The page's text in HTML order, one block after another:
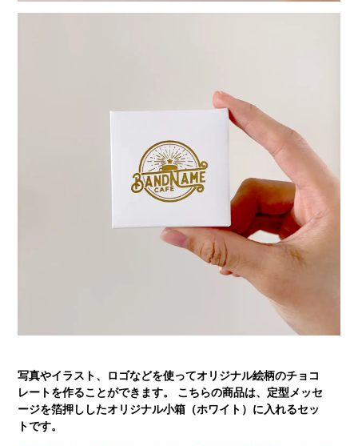
写真やイラスト、ロゴなどを使ってオリジナル絵柄のチョコ
レートを作ることができます。 こちらの商品は、定型メッセ
ージを箔押ししたオリジナル小箱（ホワイト）に入れるセッ
トです。